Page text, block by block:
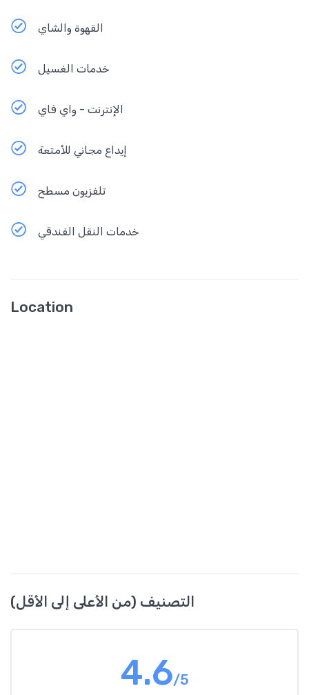
القهوة والشاي
خدمات الغسيل
الإنترنت - واي فاي
إيداع مجاني للأمتعة
تلفزيون مسطح
خدمات النقل الفندقي
Location
التصنيف (من الأعلى إلى الأقل)
4.6/5